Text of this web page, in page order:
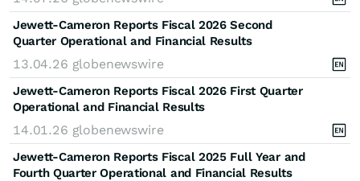
Jewett-Cameron Reports Fiscal 2026 Second
Quarter Operational and Financial Results
13.04.26 globenewswire
Jewett-Cameron Reports Fiscal 2026 First Quarter
Operational and Financial Results
14.01.26 globenewswire
Jewett-Cameron Reports Fiscal 2025 Full Year and
Fourth Quarter Operational and Financial Results